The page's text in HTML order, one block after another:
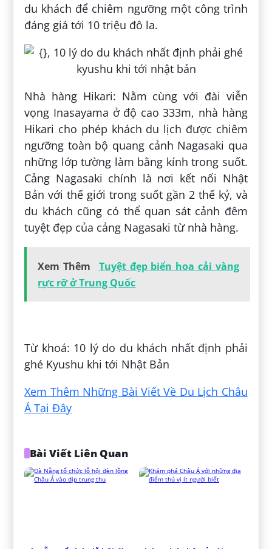
du khách để chiêm ngưỡng một công trình
đáng giá tới 10 triệu đô la.
Nhà hàng Hikari: Nằm cùng với đài viễn
vọng Inasayama ở độ cao 333m, nhà hàng
Hikari cho phép khách du lịch được chiêm
ngưỡng toàn bộ quang cảnh Nagasaki qua
những lớp tường làm bằng kính trong suốt.
Cảng Nagasaki chính là nơi kết nối Nhật
Bản với thế giới trong suốt gần 2 thế kỷ, và
du khách cũng có thể quan sát cảnh đêm
tuyệt đẹp của cảng Nagasaki từ nhà hàng.
Xem Thêm
Tuyệt đẹp biển hoa cải vàng
rực rỡ ở Trung Quốc
Từ khoá: 10 lý do du khách nhất định phải
ghé Kyushu khi tới Nhật Bản
Xem Thêm Những Bài Viết Về Du Lịch Châu
Á Tại Đây
Bài Viết Liên Quan